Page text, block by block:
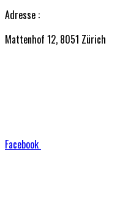
Adresse :
Mattenhof 12, 8051 Zürich
Facebook